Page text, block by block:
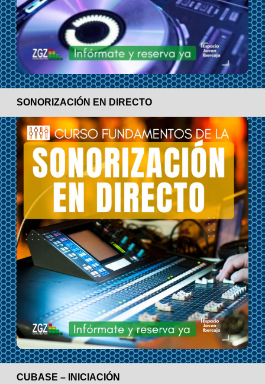
SONORIZACIÓN EN DIRECTO
CUBASE – INICIACIÓN